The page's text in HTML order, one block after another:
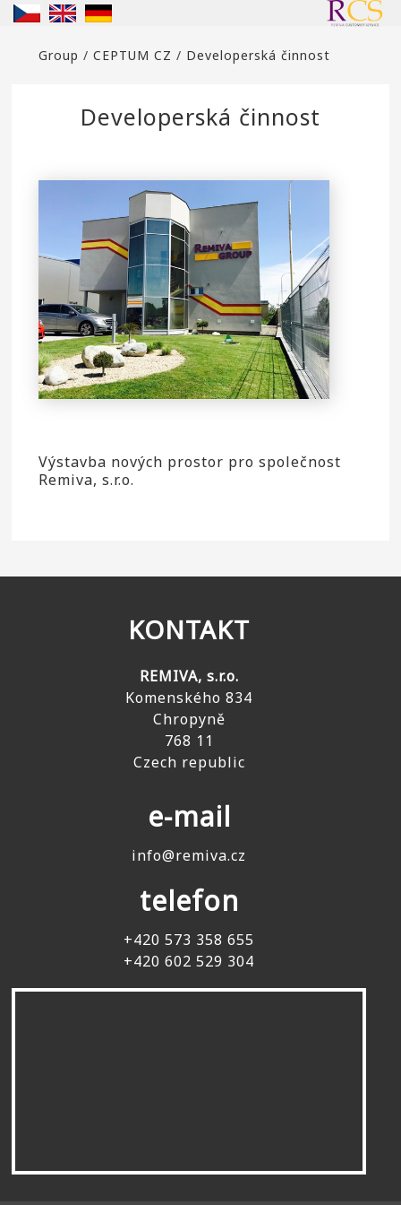
Group /CEPTUM CZ / Developerská činnost
Developerská činnost
Výstavba nových prostor pro společnost
Remiva, s.r.o.
KONTAKT
REMIVA, s.r.o.
Komenského 834
Chropyně
768 11
Czech republic
e-mail
info@remiva.cz
telefon
+420 573 358 655
+420 602 529 304